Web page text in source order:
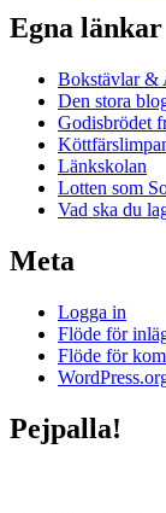
Egna länkar
Bokstävlar &
Den stora
Godisbrödet
Länkskolan
Lotten som
Vad ska du
Meta
Logga in
Flöde för
Flöde för
Pejpalla!